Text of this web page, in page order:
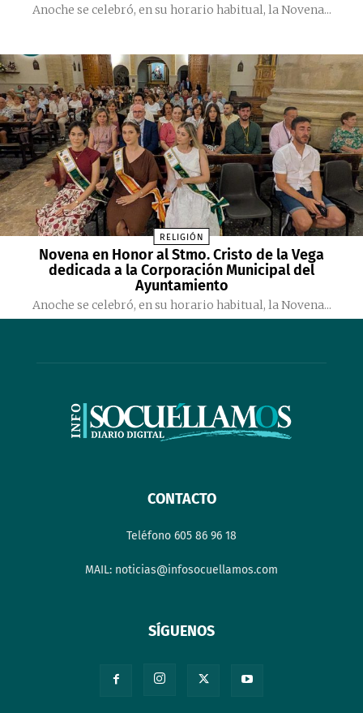
Anoche se celebró, en su horario habitual, la Novena...
RELIGIÓN
Novena en Honor al Stmo. Cristo de la Vega
dedicada a la Corporación Municipal del
Ayuntamiento
Anoche se celebró, en su horario habitual, la Novena...
CONTACTO
Teléfono 605 86 96 18
MAIL: noticias@infosocuellamos.com
SÍGUENOS